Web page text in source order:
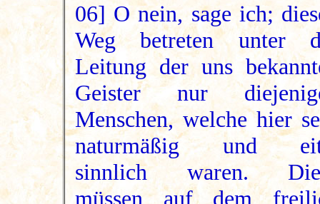
06] O nein, sage ich;
Weg betreten unter
Leitung der uns
Geister nur
Menschen, welche hier
naturmäßig und
sinnlich waren.
müssen auf dem